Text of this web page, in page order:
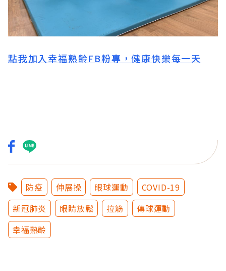
點我加入幸福熟齡FB粉專，健康快樂每一天
防疫 伸展操 眼球運動
COVID-19
新冠肺炎
眼睛放鬆 拉筋
傳球運動
幸福熟齡